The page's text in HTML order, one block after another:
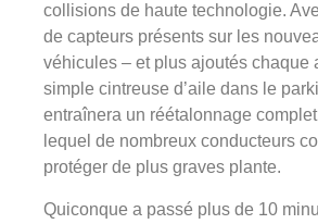
collisions de haute technologie.
de capteurs présents sur les
véhicules – et plus ajoutés chaque
simple cintreuse d’aile dans le
entraînera un réétalonnage
lequel de nombreux conducteurs
protéger de plus graves plante.
Quiconque a passé plus de 10